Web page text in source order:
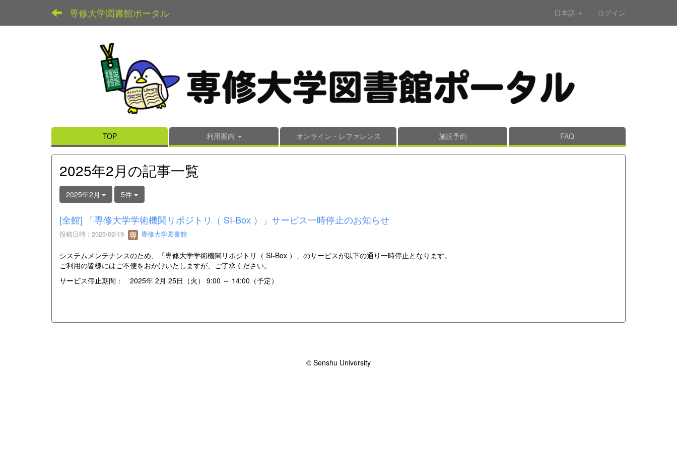
専修大学図書館ポータル 日本語 ログイン
TOP 利用案内 オンライン・レファレンス 施設予約 FAQ
2025年2月の記事一覧
2025年2月 5件
[全館] 「専修大学学術機関リポジトリ（ SI-Box ）」サービス一時停止のお知らせ
投稿日時 : 2025/02/19 専修大学図書館
システムメンテナンスのため、「専修大学学術機関リポジトリ（ SI-Box ）」のサービスが以下の通り一時停止となります。
ご利用の皆様にはご不便をおかけいたしますが、ご了承ください。
サービス停止期間： 2025年 2月 25日（火） 9:00 ～ 14:00（予定）
© Senshu University